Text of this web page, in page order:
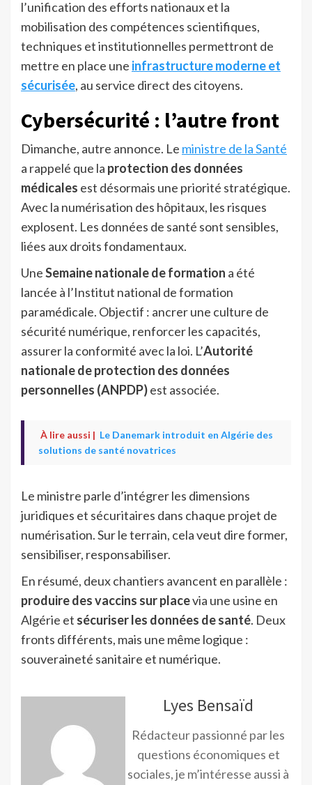
l’unification des efforts nationaux et la
mobilisation des compétences scientifiques,
techniques et institutionnelles permettront de
mettre en place une infrastructure moderne et
sécurisée, au service direct des citoyens.
Cybersécurité : l’autre front
Dimanche, autre annonce. Le ministre de la Santé
a rappelé que la protection des données
médicales est désormais une priorité stratégique.
Avec la numérisation des hôpitaux, les risques
explosent. Les données de santé sont sensibles,
liées aux droits fondamentaux.
UneSemaine nationale de formation a été
lancée à l’Institut national de formation
paramédicale. Objectif : ancrer une culture de
sécurité numérique, renforcer les capacités,
assurer la conformité avec la loi. L’Autorité
nationale de protection des données
personnelles (ANPDP)est associée.
À lire aussi | Le Danemark introduit en Algérie des
solutions de santé novatrices
Le ministre parle d’intégrer les dimensions
juridiques et sécuritaires dans chaque projet de
numérisation. Sur le terrain, cela veut dire former,
sensibiliser, responsabiliser.
En résumé, deux chantiers avancent en parallèle :
produire des vaccins sur placevia une usine en
Algérie et sécuriser les données de santé. Deux
fronts différents, mais une même logique :
souveraineté sanitaire et numérique.
Lyes Bensaïd
Rédacteur passionné par les
questions économiques et
sociales, je m’intéresse aussi à